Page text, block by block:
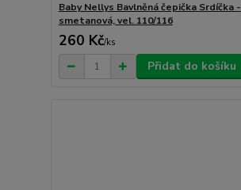
Baby Nellys Bavlněná čepička Srdíčka -
smetanová, vel. 110/116
260 Kč/ks
Přidat do košíku